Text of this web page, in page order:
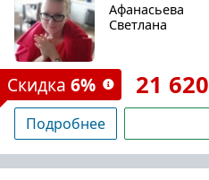
Афанасьева
Светлана
Скидка 6% 21 620
Подробнее